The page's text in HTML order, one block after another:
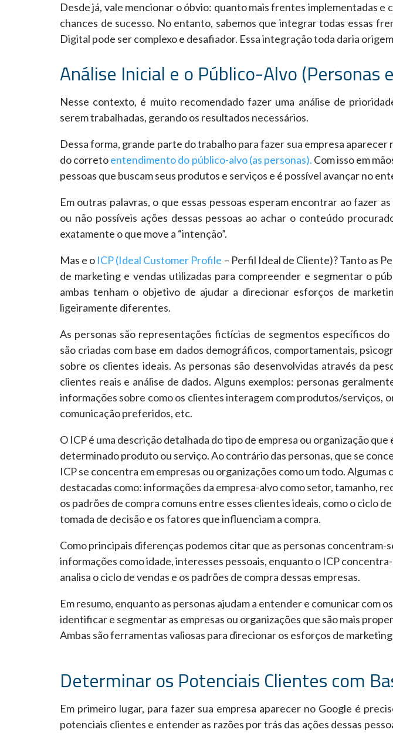
Desde já, vale mencionar o óbvio: quanto mais frentes implementadas e
chances de sucesso. No entanto, sabemos que integrar todas essas
Digital pode ser complexo e desafiador. Essa integração toda daria
Análise Inicial e o Público-Alvo (Personas
Nesse contexto, é muito recomendado fazer uma análise de
serem trabalhadas, gerando os resultados necessários.
Dessa forma, grande parte do trabalho para fazer sua empresa aparecer
do corretoentendimento do público-alvo (as personas). Com isso em
pessoas que buscam seus produtos e serviços e é possível avançar no
Em outras palavras, o que essas pessoas esperam encontrar ao fazer
ou não possíveis ações dessas pessoas ao achar o conteúdo
exatamente o que move a “intenção”.
Mas e o ICP (Ideal Customer Profile – Perfil Ideal de Cliente)? Tanto as
de marketing e vendas utilizadas para compreender e segmentar o
ambas tenham o objetivo de ajudar a direcionar esforços de
ligeiramente diferentes.
As personas são representações fictícias de segmentos específicos do
são criadas com base em dados demográficos, comportamentais,
sobre os clientes ideais. As personas são desenvolvidas através da
clientes reais e análise de dados. Alguns exemplos: personas
informações sobre como os clientes interagem com produtos/serviços,
comunicação preferidos, etc.
O ICP é uma descrição detalhada do tipo de empresa ou organização que
determinado produto ou serviço. Ao contrário das personas, que se
ICP se concentra em empresas ou organizações como um todo.
destacadas como: informações da empresa-alvo como setor, tamanho,
os padrões de compra comuns entre esses clientes ideais, como o ciclo
tomada de decisão e os fatores que influenciam a compra.
Como principais diferenças podemos citar que as personas concentram-
informações como idade, interesses pessoais, enquanto o ICP
analisa o ciclo de vendas e os padrões de compra dessas empresas.
Em resumo, enquanto as personas ajudam a entender e comunicar com
identificar e segmentar as empresas ou organizações que são mais
Ambas são ferramentas valiosas para direcionar os esforços de
Determinar os Potenciais Clientes com
Em primeiro lugar, para fazer sua empresa aparecer no Google é
potenciais clientes e entender as razões por trás das ações dessas